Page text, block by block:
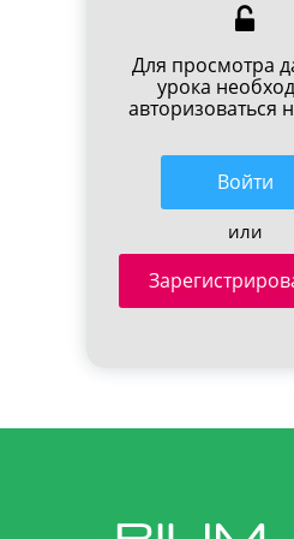
Для просмотра
урока
авторизоваться
Войти
или